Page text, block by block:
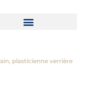
plasticienne verrière